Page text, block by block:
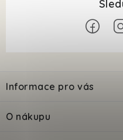
p
a
Informace pro vás
O nákupu